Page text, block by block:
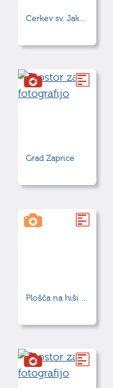
Cerkev sv. Jakoba
Grad Zaprice
Plošča na hiši zaslužnih slovenskih slikarjev